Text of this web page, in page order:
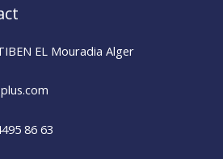
EL Mouradia Alger
86 63